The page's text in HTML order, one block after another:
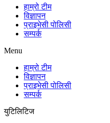
हाम्रो टीम
विज्ञापन
प्राइभेसी पोलिसी
सम्पर्क
Menu
हाम्रो टीम
विज्ञापन
प्राइभेसी पोलिसी
सम्पर्क
युटिलिटिज